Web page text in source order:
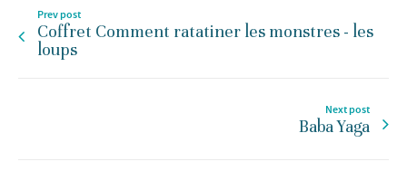
Prev post
Coffret Comment ratatiner les monstres - les
loups
Next post
Baba Yaga